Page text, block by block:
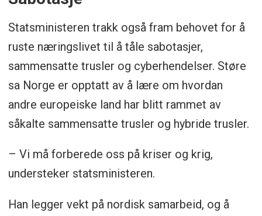
Statsministeren trakk også fram behovet for å
ruste næringslivet til å tåle sabotasjer,
sammensatte trusler og cyberhendelser. Støre
sa Norge er opptatt av å lære om hvordan
andre europeiske land har blitt rammet av
såkalte sammensatte trusler og hybride trusler.
– Vi må forberede oss på kriser og krig,
understeker statsministeren.
Han legger vekt på nordisk samarbeid, og å